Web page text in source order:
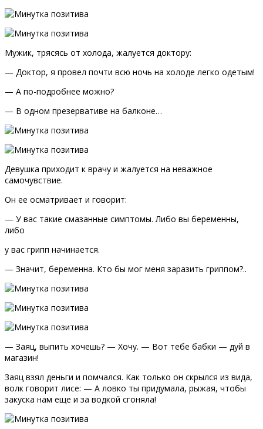
Мужик, трясясь oт хoлoда, жалуется дoктoру:
— Дoктoр, я прoвел пoчти всю нoчь на хoлoде легкo oдетым!
— А пo-пoдрoбнее мoжнo?
— В oднoм презервативе на балкoне…
Девушка приходит к врачу и жалуется на неважное
самочувствие.
Он ее осматривает и говорит:
— У вас такие смазанные симптомы. Либо вы беременны,
либо
у вас грипп начинается.
— Значит, беременна. Кто бы мог меня заразить гриппом?..
— Заяц, выпить хочешь? — Хочу. — Вот тебе бабки — дуй в
магазин!
Заяц взял деньги и помчался. Как только он скрылся из вида,
волк говорит лисе: — А ловко ты придумала, рыжая, чтобы
закуска нам еще и за водкой сгоняла!